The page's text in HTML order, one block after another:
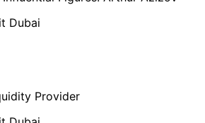
Dubai
Provider